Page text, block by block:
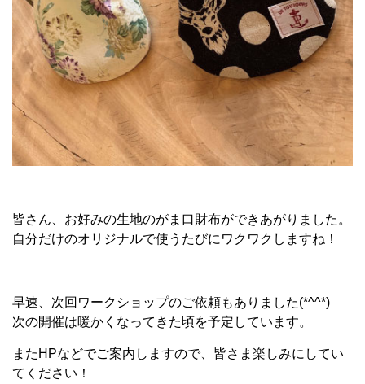
皆さん、お好みの生地のがま口財布ができあがりました。
自分だけのオリジナルで使うたびにワクワクしますね！
早速、次回ワークショップのご依頼もありました(*^^*)
次の開催は暖かくなってきた頃を予定しています。
またHPなどでご案内しますので、皆さま楽しみにしてい
てください！